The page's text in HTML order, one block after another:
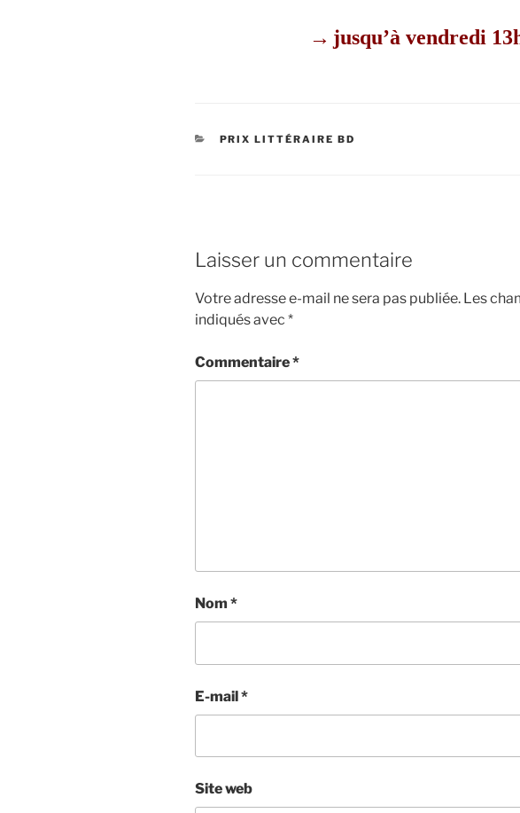
→ jusqu’à vendredi
CATÉGORIES
PRIX LITTÉRAIRE BD
Laisser un commentaire
Votre adresse e-mail ne sera pas publiée. Les
indiqués avec *
Commentaire*
Nom *
E-mail*
Site web